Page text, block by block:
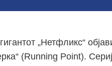
„Нетфликс“
(Running Point).